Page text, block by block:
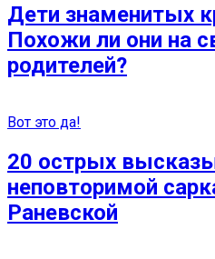
Дети знаменитых
Похожи ли они на
родителей?
Вот это да!
20 острых
неповторимой
Раневской